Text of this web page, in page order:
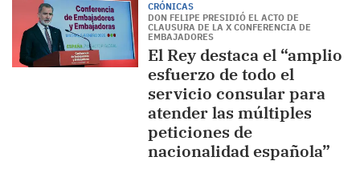
CRÓNICAS
DON FELIPE PRESIDIÓ EL ACTO DE
CLAUSURA DE LA X CONFERENCIA DE
EMBAJADORES
El Rey destaca el “amplio
esfuerzo de todo el
servicio consular para
atender las múltiples
peticiones de
nacionalidad española”